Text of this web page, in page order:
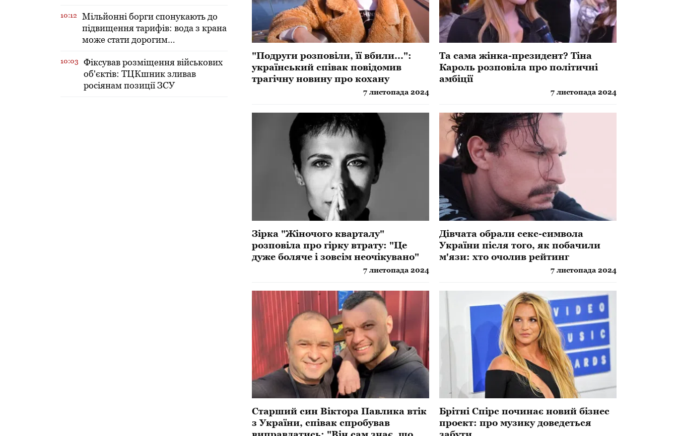
10:12
Мільйонні борги спонукають до
підвищення тарифів: вода з крана
може стати дорогим
10:03
Фіксував розміщення військових
об'єктів: ТЦКшник зливав
росіянам позиції ЗСУ
"Подруги розповіли, її вбили...":
український співак повідомив
трагічну новину про кохану
7 листопада 2024
Та сама жінка-президент? Тіна
Кароль розповіла про політичні
амбіції
7 листопада 2024
Зірка "Жіночого кварталу"
розповіла про гірку втрату: "Це
дуже боляче і зовсім неочікувано"
7 листопада 2024
Дівчата обрали секс-символа
України після того, як побачили
м'язи: хто очолив рейтинг
7 листопада 2024
Старший син Віктора Павлика втік
з України, співак спробував
Брітні Спірс починає новий бізнес
проект: про музику доведеться